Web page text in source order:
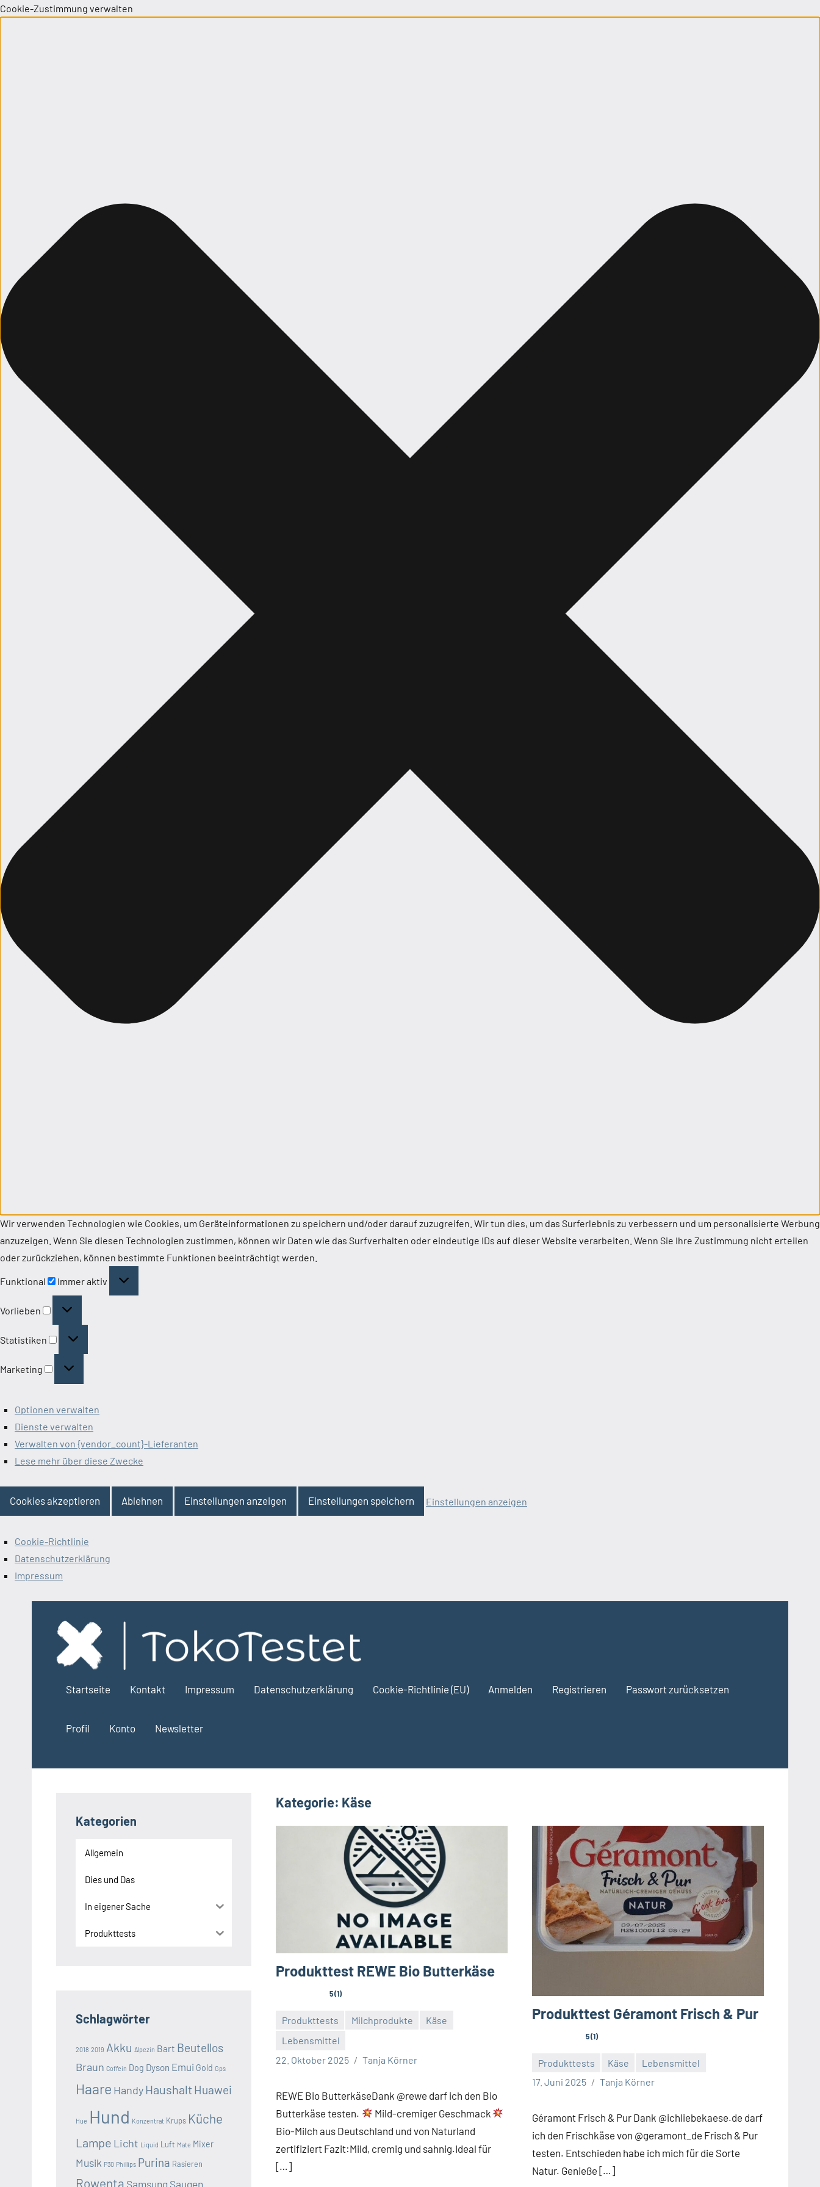
Cookie-Zustimmung verwalten
Wir verwenden Technologien wie Cookies, um Geräteinformationen zu speichern und/oder darauf zuzugreifen. Wir tun dies, um das Surferlebnis zu verbessern und um personalisierte Werbung
anzuzeigen. Wenn Sie diesen Technologien zustimmen, können wir Daten wie das Surfverhalten oder eindeutige IDs auf dieser Website verarbeiten. Wenn Sie Ihre Zustimmung nicht erteilen
oder zurückziehen, können bestimmte Funktionen beeinträchtigt werden.
Funktional Immer aktiv
Vorlieben
Statistiken
Marketing
Optionen verwalten
Dienste verwalten
Verwalten von {vendor_count}-Lieferanten
Lese mehr über diese Zwecke
Cookies akzeptieren Ablehnen Einstellungen anzeigen Einstellungen speichern Einstellungen anzeigen
Cookie-Richtlinie
Datenschutzerklärung
Impressum
springen
Startseite Kontakt Impressum Datenschutzerklärung Cookie-Richtlinie (EU) Anmelden Registrieren Passwort zurücksetzen
Profil Konto Newsletter
Kategorie: Käse
Produkttest REWE Bio Butterkäse
5 (1)
Produkttests Milchprodukte
Käse
Lebensmittel
22. Oktober 2025
Tanja Körner
Keine
Kommentare
REWE Bio ButterkäseDank @rewe darf ich den Bio
Butterkäse testen.
Mild-cremiger Geschmack
Bio-Milch aus Deutschland und von Naturland
zertifiziert Fazit:Mild, cremig und sahnig.Ideal für
[…]
Produkttest Géramont Frisch & Pur
5 (1)
Produkttests Käse
Lebensmittel
17. Juni 2025
Tanja Körner
Keine
Géramont Frisch & Pur Dank @ichliebekaese.de darf
ich den Frischkäse von @geramont_de Frisch & Pur
testen. Entschieden habe ich mich für die Sorte
Natur. Genieße […]
Kategorien
Allgemein
Dies und Das
In eigener Sache
Produkttests
Schlagwörter
2018 2019 Akku Alpezin Bart Beutellos
Braun Coffein Dog Dyson Emui Gold Gps
Haare Handy Haushalt Huawei
Hue Hund Konzentrat Krups Küche
Lampe Licht Liquid Luft Mate Mixer
Musik P30 Phillips Purina Rasieren
Rowenta Samsung Saugen